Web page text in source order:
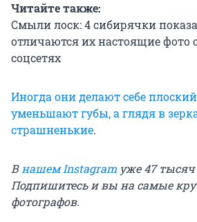
Читайте также:
Смыли лоск: 4 сибирячки
отличаются их настоящие фото
соцсетях
Иногда они делают себе
уменьшают губы, а глядя в
страшненькие.
Внашем Instagram уже 47
Подпишитесь и вы на самые
фотографов.